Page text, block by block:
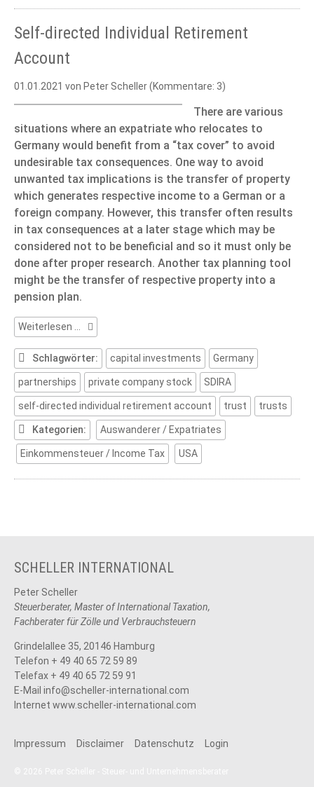
Self-directed Individual Retirement
Account
01.01.2021 von Peter Scheller (Kommentare: 3)
There are various
situations where an expatriate who relocates to
Germany would benefit from a “tax cover” to avoid
undesirable tax consequences. One way to avoid
unwanted tax implications is the transfer of property
which generates respective income to a German or a
foreign company. However, this transfer often results
in tax consequences at a later stage which may be
considered not to be beneficial and so it must only be
done after proper research. Another tax planning tool
might be the transfer of respective property into a
pension plan.
Weiterlesen … Self-
directed
Individual
Retirement
Account
Schlagwörter: capital investments Germany
partnerships private company stock SDIRA
self-directed individual retirement account trust trusts
Kategorien: Auswanderer / Expatriates
Einkommensteuer / Income Tax USA
SCHELLER INTERNATIONAL
Peter Scheller
Steuerberater, Master of International Taxation,
Fachberater für Zölle und Verbrauchsteuern
Grindelallee 35, 20146 Hamburg
Telefon + 49 40 65 72 59 89
Telefax + 49 40 65 72 59 91
E-Mail info@scheller-international.com
Internet www.scheller-international.com
Impressum Disclaimer Datenschutz Login